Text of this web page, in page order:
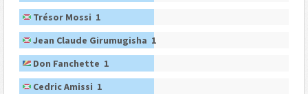
Trésor Mossi 1
Jean Claude Girumugisha 1
Don Fanchette 1
Cedric Amissi 1